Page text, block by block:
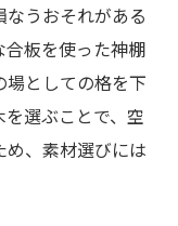
うおそれがある
板を使った神棚
としての格を下
選ぶことで、空
、素材選びには